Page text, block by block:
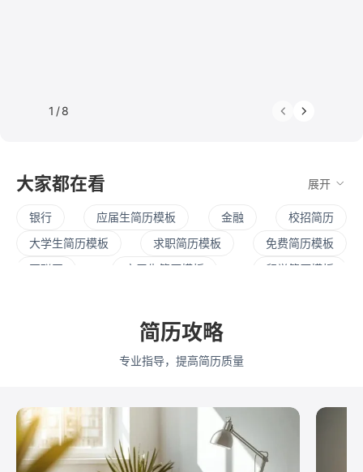
1 /8
大家都在看 展开
银行 应届生简历模板 金融
校招简历
大学生简历模板
求职简历模板
免费简历模板
互联网
实习生简历模板
留学简历模板
四大简历 保研简历
产品经理简历模板
Java
Andorid
UI/UX
平面设计/美工 人力资源
简历攻略
专业指导，提高简历质量